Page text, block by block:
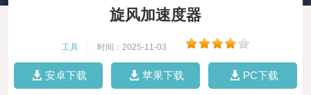
旋风加速度器
工具 时间：2025-11-03
安卓下载 苹果下载 PC下载